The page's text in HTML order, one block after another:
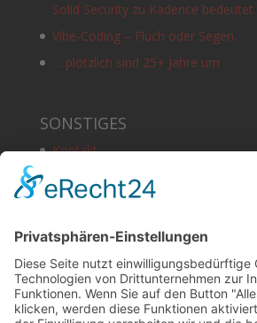
Solid Security zu Kadence bedeutet
Vibe-Coding – Fluch oder Segen.
… plötzlich sind 25+ Jahre um
SONSTIGES
Kontakt
Schlagworte
Impressum
Datenschutz
Copyright
HOSTING